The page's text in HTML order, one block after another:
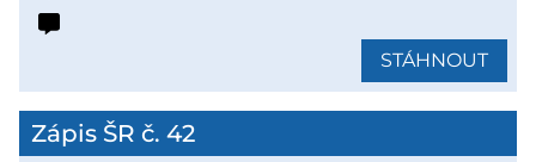
STÁHNOUT
Zápis ŠR č. 42